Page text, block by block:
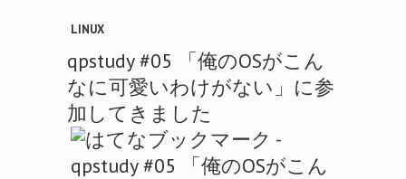
LINUX
qpstudy #05 「俺のOSがこん
なに可愛いわけがない」に参
加してきました